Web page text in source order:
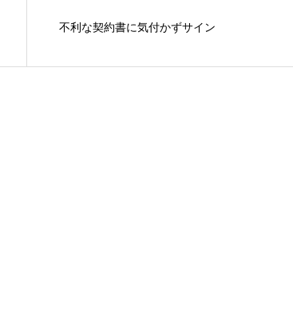
不利な契約書に気付かずサイン